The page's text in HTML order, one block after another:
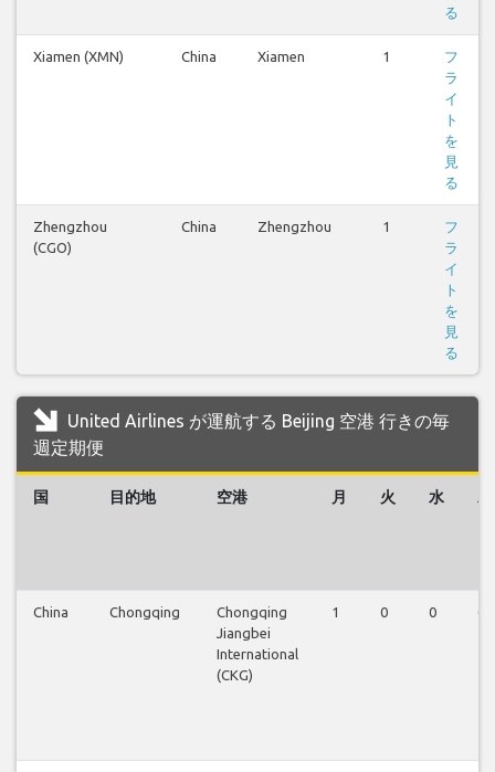
る
Xiamen (XMN) China Xiamen 1
フ
ラ
イ
ト
を
見
る
Zhengzhou
(CGO)
China Zhengzhou 1
フ
ラ
イ
ト
を
見
る
United Airlines が運航する Beijing 空港 行きの毎
週定期便
国 目的地 空港 月 火 水 木
China Chongqing
Chongqing
Jiangbei
International
(CKG)
1 0 0 0